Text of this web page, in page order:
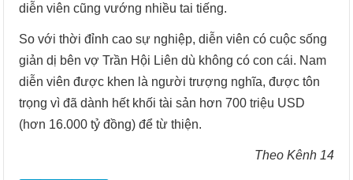
diễn viên cũng vướng nhiều tai tiếng.
So với thời đỉnh cao sự nghiệp, diễn viên có cuộc sống
giản dị bên vợ Trần Hội Liên dù không có con cái. Nam
diễn viên được khen là người trượng nghĩa, được tôn
trọng vì đã dành hết khối tài sản hơn 700 triệu USD
(hơn 16.000 tỷ đồng) để từ thiện.
Theo Kênh 14